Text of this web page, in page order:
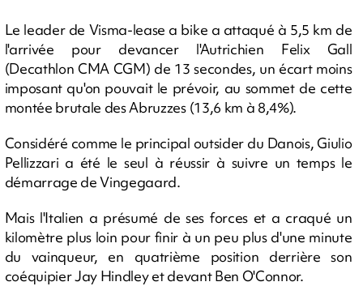
Le leader de Visma-lease a bike a attaqué à 5,5 km de
l'arrivée pour devancer l'Autrichien Felix Gall
(Decathlon CMA CGM) de 13 secondes, un écart moins
imposant qu'on pouvait le prévoir, au sommet de cette
montée brutale des Abruzzes (13,6 km à 8,4%).
Considéré comme le principal outsider du Danois, Giulio
Pellizzari a été le seul à réussir à suivre un temps le
démarrage de Vingegaard.
Mais l'Italien a présumé de ses forces et a craqué un
kilomètre plus loin pour finir à un peu plus d'une minute
du vainqueur, en quatrième position derrière son
coéquipier Jay Hindley et devant Ben O'Connor.